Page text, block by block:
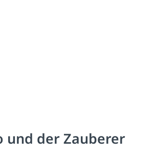
und der Zauberer